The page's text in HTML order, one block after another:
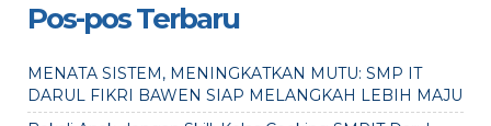
Pos-pos Terbaru
MENATA SISTEM, MENINGKATKAN MUTU: SMP IT
DARUL FIKRI BAWEN SIAP MELANGKAH LEBIH MAJU